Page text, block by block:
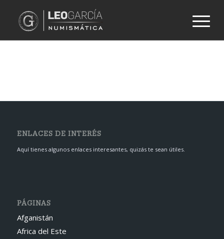
ENLACES DE INTERÉS
Aquí tienes algunos enlaces interesantes, quizás te sean útiles.
PÁGINAS
Afganistán
Africa del Este